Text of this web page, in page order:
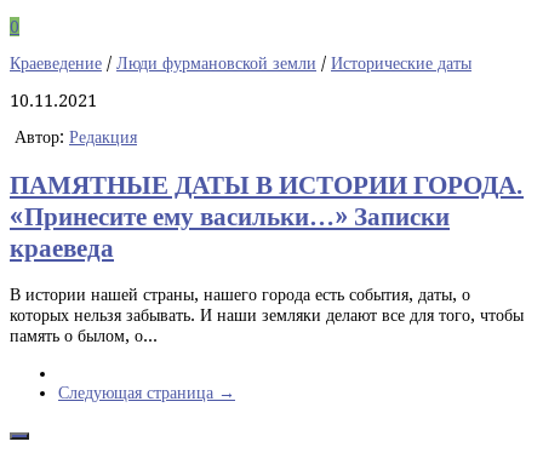
0
Краеведение / Люди фурмановской земли / Исторические даты
10.11.2021
Автор: Редакция
ПАМЯТНЫЕ ДАТЫ В ИСТОРИИ ГОРОДА.
«Принесите ему васильки…» Записки
краеведа
В истории нашей страны, нашего города есть события, даты, о
которых нельзя забывать. И наши земляки делают все для того, чтобы
память о былом, о...
Следующая страница →